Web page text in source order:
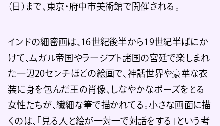
（日）まで、東京・府中市美術館で開催される。
インドの細密画は、16世紀後半から19世紀半ばにか
けて、ムガル帝国やラージプト諸国の宮廷で楽しまれ
た一辺20センチほどの絵画で、神話世界や豪華な衣
装に身を包んだ王の肖像、しなやかなポーズをとる
女性たちが、繊細な筆で描かれてる。小さな画面に描
くのは、「見る人と絵が一対一で対話をする」という考